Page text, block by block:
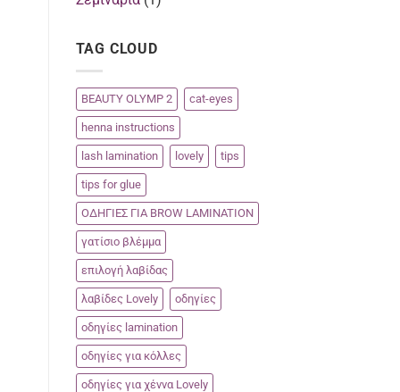
TAG CLOUD
BEAUTY OLYMP 2 cat-eyes
henna instructions
lash lamination lovely tips
tips for glue
ΟΔΗΓΙΕΣ ΓΙΑ BROW LAMINATION
γατίσιο βλέμμα
επιλογή λαβίδας
λαβίδες Lovely οδηγίες
οδηγίες lamination
οδηγίες για κόλλες
οδηγίες για χέννα Lovely